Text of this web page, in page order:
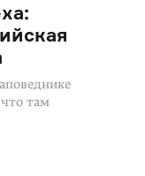
там